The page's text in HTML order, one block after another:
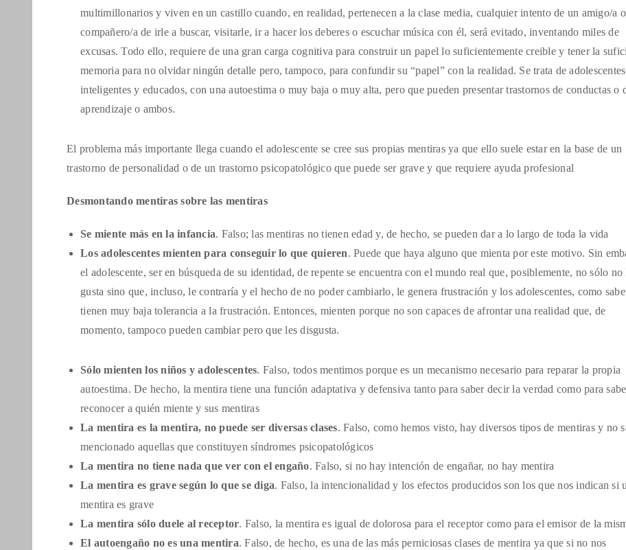
multimillonarios y viven en un castillo cuando, en realidad, pertenecen a la clase media, cualquier intento de un amigo/a o
compañero/a de irle a buscar, visitarle, ir a hacer los deberes o escuchar música con él, será evitado, inventando miles de
excusas. Todo ello, requiere de una gran carga cognitiva para construir un papel lo suficientemente creible y tener la
memoria para no olvidar ningún detalle pero, tampoco, para confundir su “papel” con la realidad. Se trata de adolescentes
inteligentes y educados, con una autoestima o muy baja o muy alta, pero que pueden presentar trastornos de conductas o
aprendizaje o ambos.
El problema más importante llega cuando el adolescente se cree sus propias mentiras ya que ello suele estar en la base de un
trastorno de personalidad o de un trastorno psicopatológico que puede ser grave y que requiere ayuda profesional
Desmontando mentiras sobre las mentiras
Se miente más en la infancia. Falso; las mentiras no tienen edad y, de hecho, se pueden dar a lo largo de toda la vida
Los adolescentes mienten para conseguir lo que quieren. Puede que haya alguno que mienta por este motivo. Sin
el adolescente, ser en búsqueda de su identidad, de repente se encuentra con el mundo real que, posiblemente, no sólo no
gusta sino que, incluso, le contraría y el hecho de no poder cambiarlo, le genera frustración y los adolescentes, como
tienen muy baja tolerancia a la frustración. Entonces, mienten porque no son capaces de afrontar una realidad que, de
momento, tampoco pueden cambiar pero que les disgusta.
Sólo mienten los niños y adolescentes. Falso, todos mentimos porque es un mecanismo necesario para reparar la propia
autoestima. De hecho, la mentira tiene una función adaptativa y defensiva tanto para saber decir la verdad como para
reconocer a quién miente y sus mentiras
La mentira es la mentira, no puede ser diversas clases. Falso, como hemos visto, hay diversos tipos de mentiras y no
mencionado aquellas que constituyen síndromes psicopatológicos
La mentira no tiene nada que ver con el engaño. Falso, si no hay intención de engañar, no hay mentira
La mentira es grave según lo que se diga. Falso, la intencionalidad y los efectos producidos son los que nos indican si
mentira es grave
La mentira sólo duele al receptor. Falso, la mentira es igual de dolorosa para el receptor como para el emisor de la
El autoengaño no es una mentira. Falso, de hecho, es una de las más perniciosas clases de mentira ya que si no nos